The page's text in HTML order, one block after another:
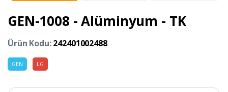
GEN-1008 - Alüminyum - TK
Ürün Kodu:242401002488
GEN LG